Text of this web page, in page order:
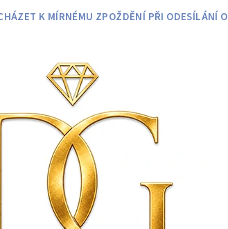
K MÍRNÉMU ZPOŽDĚNÍ PŘI ODESÍLÁNÍ